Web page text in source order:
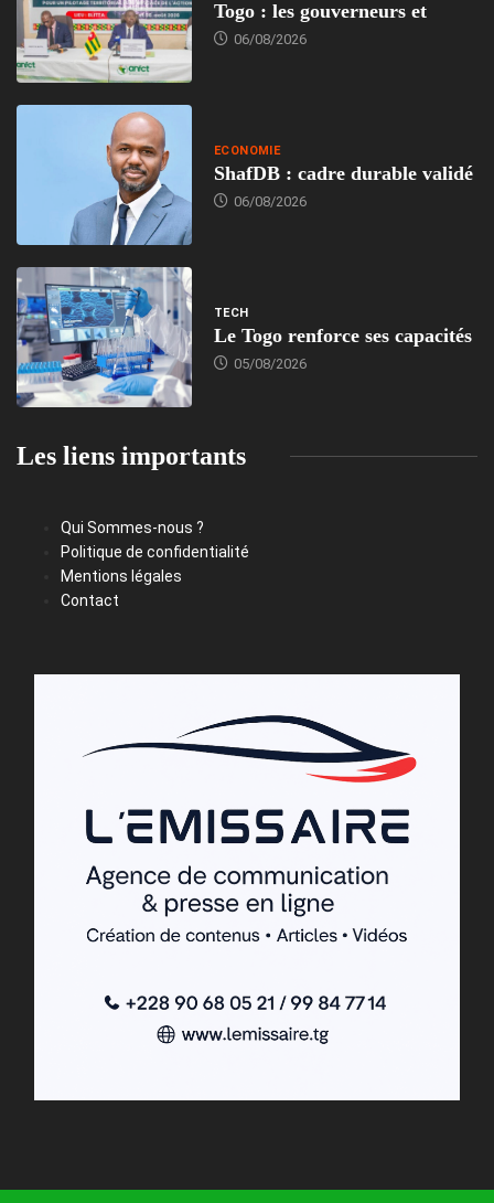
Togo : les gouverneurs et
06/08/2026
ECONOMIE
ShafDB : cadre durable validé
06/08/2026
TECH
Le Togo renforce ses capacités
05/08/2026
Les liens importants
Qui Sommes-nous ?
Politique de confidentialité
Mentions légales
Contact